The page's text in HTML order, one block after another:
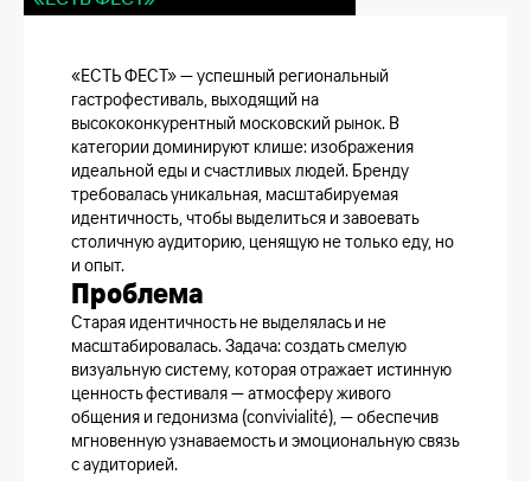
«ЕСТЬ ФЕСТ» — успешный региональный
гастрофестиваль, выходящий на
высококонкурентный московский рынок. В
категории доминируют клише: изображения
идеальной еды и счастливых людей. Бренду
требовалась уникальная, масштабируемая
идентичность, чтобы выделиться и завоевать
столичную аудиторию, ценящую не только еду, но
и опыт.
Проблема
Старая идентичность не выделялась и не
масштабировалась. Задача: создать смелую
визуальную систему, которая отражает истинную
ценность фестиваля — атмосферу живого
общения и гедонизма (convivialité), — обеспечив
мгновенную узнаваемость и эмоциональную связь
с аудиторией.